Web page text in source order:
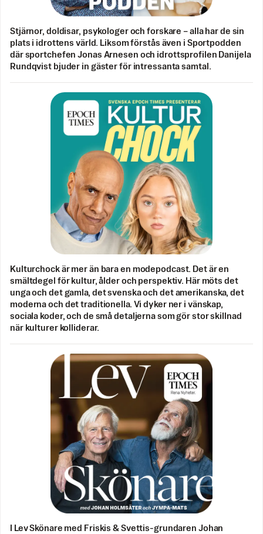
Stjärnor, doldisar, psykologer och forskare – alla har de sin
plats i idrottens värld. Liksom förstås även i Sportpodden
där sportchefen Jonas Arnesen och idrottsprofilen Danijela
Rundqvist bjuder in gäster för intressanta samtal.
Kulturchock är mer än bara en modepodcast. Det är en
smältdegel för kultur, ålder och perspektiv. Här möts det
unga och det gamla, det svenska och det amerikanska, det
moderna och det traditionella. Vi dyker ner i vänskap,
sociala koder, och de små detaljerna som gör stor skillnad
när kulturer kolliderar.
I Lev Skönare med Friskis & Svettis-grundaren Johan